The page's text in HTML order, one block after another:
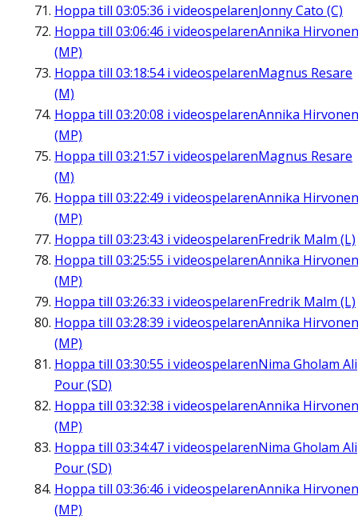
Hoppa till 03:05:36 i videospelarenJonny Cato (C)
Hoppa till 03:06:46 i videospelarenAnnika Hirvonen
(MP)
Hoppa till 03:18:54i videospelarenMagnus Resare
(M)
Hoppa till 03:20:08 i videospelarenAnnika Hirvonen
(MP)
Hoppa till 03:21:57 i videospelarenMagnus Resare
(M)
Hoppa till 03:22:49 i videospelarenAnnika Hirvonen
(MP)
Hoppa till 03:23:43 i videospelarenFredrik Malm (L)
Hoppa till 03:25:55 i videospelarenAnnika Hirvonen
(MP)
Hoppa till 03:26:33 i videospelarenFredrik Malm (L)
Hoppa till 03:28:39 i videospelarenAnnika Hirvonen
(MP)
Hoppa till 03:30:55 i videospelarenNima Gholam Ali
Pour (SD)
Hoppa till 03:32:38 i videospelarenAnnika Hirvonen
(MP)
Hoppa till 03:34:47 i videospelarenNima Gholam Ali
Pour (SD)
Hoppa till 03:36:46 i videospelarenAnnika Hirvonen
(MP)